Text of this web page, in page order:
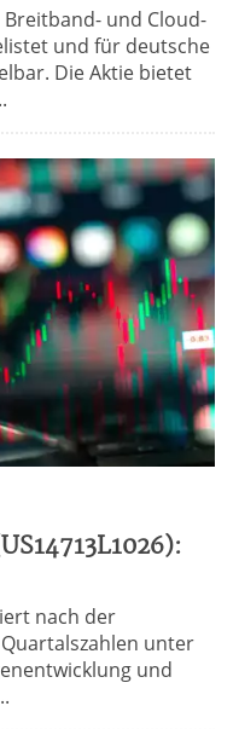
Breitband- und Cloud-
und für deutsche
Die Aktie bietet
nach der
unter
und